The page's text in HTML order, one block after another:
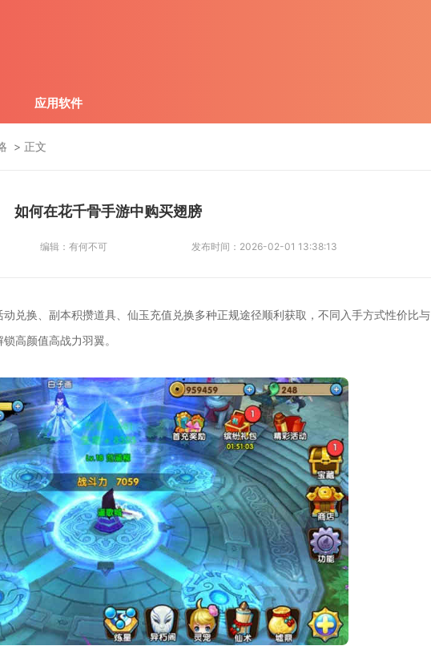
应用软件
正文
如何在花千骨手游中购买翅膀
编辑： 有何不可 发布时间： 2026-02-01 13:38:13
兑换、副本积攒道具、仙玉充值兑换多种正规途径顺利获取，不同入手方式性价比与
高颜值高战力羽翼。